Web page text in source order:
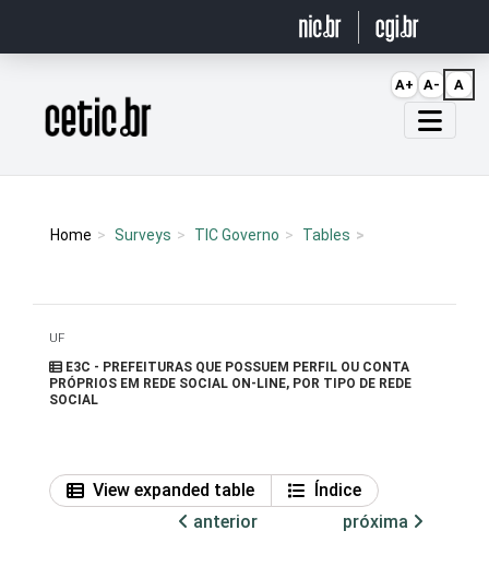
Página inicial
Home Surveys TIC Governo Tables
UF
E3C - PREFEITURAS QUE POSSUEM PERFIL OU CONTA
PRÓPRIOS EM REDE SOCIAL ON-LINE, POR TIPO DE REDE
SOCIAL
View expanded table
Índice
anterior
próxima
A+ A- A